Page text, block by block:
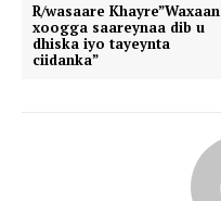
R/wasaare Khayre”Waxaan
xoogga saareynaa dib u
dhiska iyo tayeynta
ciidanka”